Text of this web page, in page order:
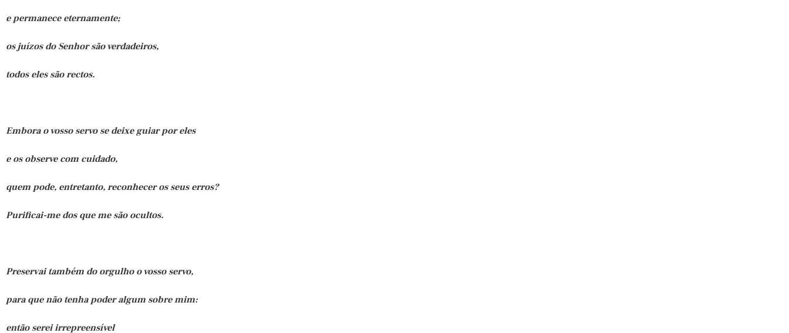
e permanece eternamente;
os juízos do Senhor são verdadeiros,
todos eles são rectos.
Embora o vosso servo se deixe guiar por eles
e os observe com cuidado,
quem pode, entretanto, reconhecer os seus erros?
Purificai-me dos que me são ocultos.
Preservai também do orgulho o vosso servo,
para que não tenha poder algum sobre mim:
então serei irrepreensível